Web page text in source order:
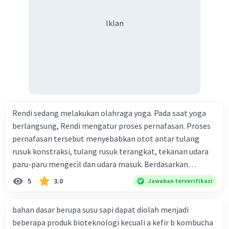
Menyusun Zat Makanan
Iklan
Rendi sedang melakukan olahraga yoga. Pada saat yoga
berlangsung, Rendi mengatur proses pernafasan. Proses
pernafasan tersebut menyebabkan otot antar tulang
rusuk konstraksi, tulang rusuk terangkat, tekanan udara
paru-paru mengecil dan udara masuk. Berdasarkan
informasi tersebut, dapat disimpulkan bahwa Rendi
sedang melakukan proses pernafasan....
5 3.0 Jawaban terverifikasi
bahan dasar berupa susu sapi dapat diolah menjadi
beberapa produk bioteknologi kecuali a kefir b kombucha